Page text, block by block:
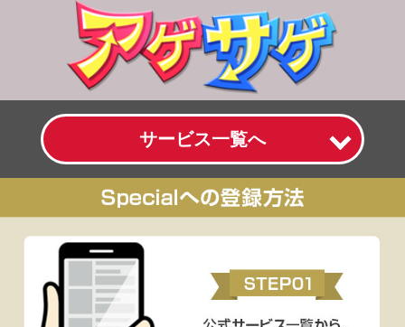
サービス一覧へ